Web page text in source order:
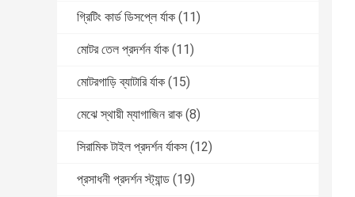
গ্রিটিং কার্ড ডিসপ্লে র্যাক (11)
মোটর তেল প্রদর্শন র্যাক (11)
মোটরগাড়ি ব্যাটারি র্যাক (15)
মেঝে স্থায়ী ম্যাগাজিন রাক (8)
সিরামিক টাইল প্রদর্শন র্যাকস (12)
প্রসাধনী প্রদর্শন স্ট্যান্ড (19)